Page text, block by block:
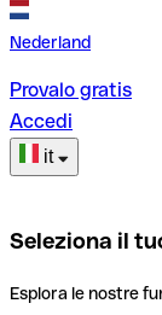
Nederland
Provalo gratis
Accedi
it
Seleziona il
Esplora le nostre